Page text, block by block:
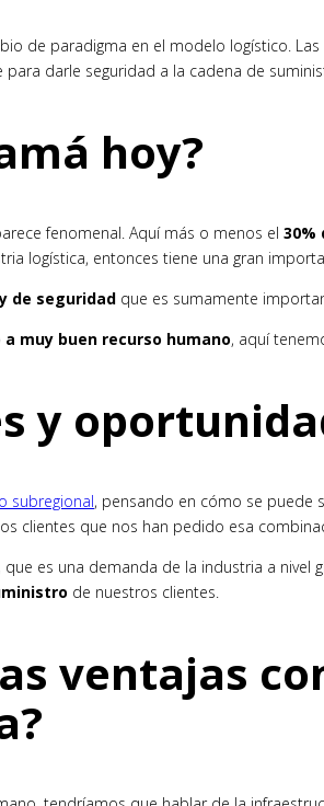
de paradigma en el modelo logístico.
darle seguridad a la cadena de
hoy?
fenomenal. Aquí más o menos el 30%
logística, entonces tiene una gran
de seguridad que es sumamente
a muy buen recurso humano, aquí
y
subregional, pensando en cómo se puede
clientes que nos han pedido esa
es una demanda de la industria a nivel
de nuestros clientes.
ventajas